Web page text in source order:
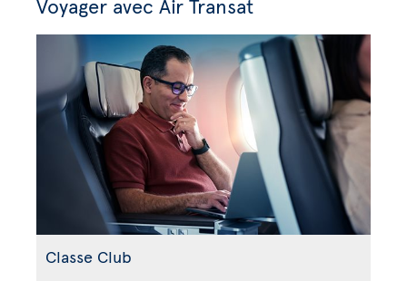
Voyager avec Air Transat
Classe Club